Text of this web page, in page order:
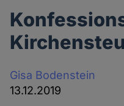
Gisa Bodenstein
13.12.2019